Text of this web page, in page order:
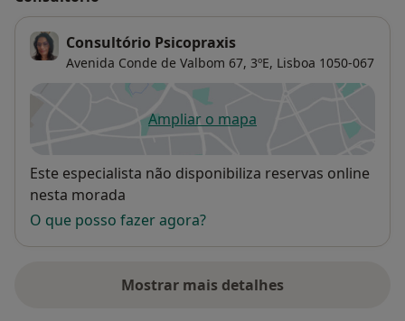
Consultório Psicopraxis
Avenida Conde de Valbom 67, 3ºE, Lisboa 1050-067
Ampliar o mapaabre num novo separador
Disponibilidade
Este especialista não disponibiliza reservas online
nesta morada
O que posso fazer agora?
Mostrar mais detalhes
sobre o endereço